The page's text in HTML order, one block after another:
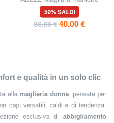
lunghe
50% SALDI
80,00 € 40,00 €
e qualità in un solo clic
alla maglieria donna, pensata per
capi versatili, caldi e di tendenza.
esclusiva di abbigliamento